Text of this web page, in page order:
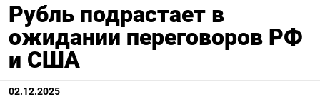
Рубль подрастает в
ожидании переговоров РФ
и США
02.12.2025